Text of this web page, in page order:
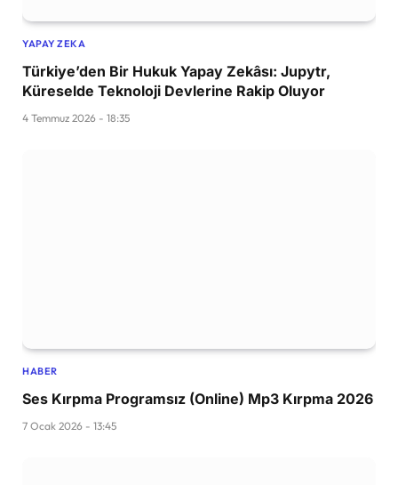
YAPAY ZEKA
Türkiye’den Bir Hukuk Yapay Zekâsı: Jupytr,
Küreselde Teknoloji Devlerine Rakip Oluyor
4 Temmuz 2026 - 18:35
HABER
Ses Kırpma Programsız (Online) Mp3 Kırpma 2026
7 Ocak 2026 - 13:45